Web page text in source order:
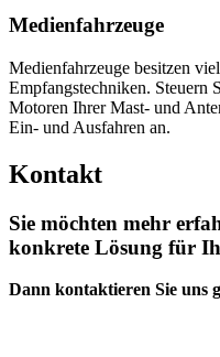
Medienfahrzeuge
Medienfahrzeuge besitzen
Empfangstechniken. Steuern
Motoren Ihrer Mast- und
Ein- und Ausfahren an.
Kontakt
Sie möchten mehr
konkrete Lösung für
Dann kontaktieren Sie uns